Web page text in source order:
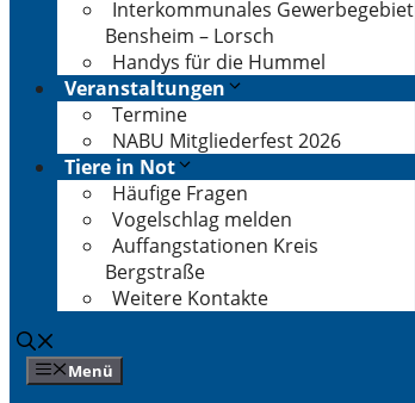
Interkommunales Gewerbegebiet
Bensheim – Lorsch
Handys für die Hummel
Veranstaltungen
Termine
NABU Mitgliederfest 2026
Tiere in Not
Häufige Fragen
Vogelschlag melden
Auffangstationen Kreis
Bergstraße
Weitere Kontakte
Menü